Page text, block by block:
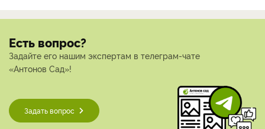
Есть вопрос?
Задайте его нашим экспертам в телеграм-чате
«Антонов Сад»!
Задать вопрос